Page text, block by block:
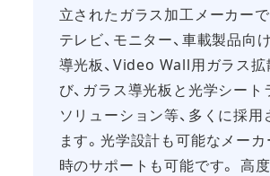
立されたガラス加工メーカーで
テレビ、モニター、車載製品向
導光板、Video Wall用ガラス拡
び、ガラス導光板と光学シート
ソリューション等、多くに採用
ます。光学設計も可能なメーカ
時のサポートも可能です。 高